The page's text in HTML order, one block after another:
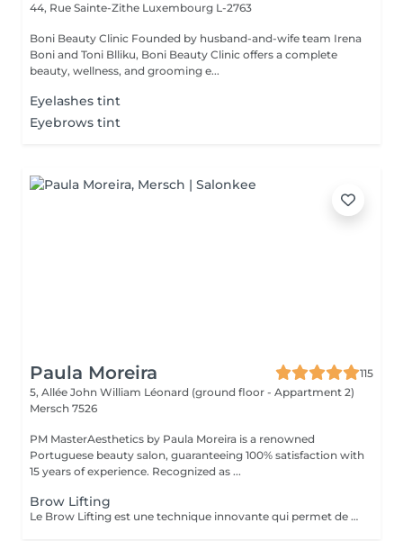
44, Rue Sainte-Zithe Luxembourg L-2763
Boni Beauty Clinic Founded by husband-and-wife team Irena
Boni and Toni Blliku, Boni Beauty Clinic offers a complete
beauty, wellness, and grooming e...
Eyelashes tint
Eyebrows tint
Paula Moreira
115
5, Allée John William Léonard (ground floor - Appartment 2)
Mersch 7526
PM MasterAesthetics by Paula Moreira is a renowned
Portuguese beauty salon, guaranteeing 100% satisfaction with
15 years of experience. Recognized as ...
Brow Lifting
Le Brow Lifting est une technique innovante qui permet de discipliner, redefinir et sublimer vos sourcils. - Les poils sont redresses et fixes dans la direction souhaitee. - Les sourcils paraissent plus fournis, plus denses et parfaitement dessines. - le resultat est naturel et elegant, avec un effet - lifting - immediat .